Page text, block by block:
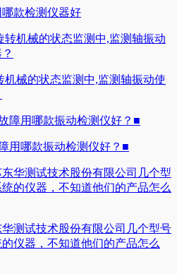
款检测仪器好
机械的状态监测中,监测轴振动使
用哪款振动检测仪好？■
测试技术股份有限公司几个型号
仪器，不知道他们的产品怎么